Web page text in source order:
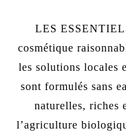
LES
cosmétique
les solutions locales
sont formulés sans
naturelles, riches
l’agriculture